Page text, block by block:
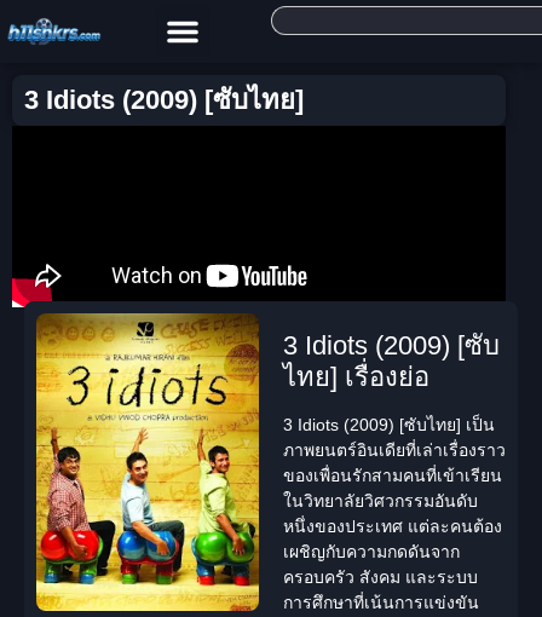
3 Idiots (2009) [ซับไทย]
3 Idiots (2009) [ซับ
ไทย] เรื่องย่อ
3 Idiots (2009) [ซับไทย] เป็น
ภาพยนตร์อินเดียที่เล่าเรื่องราว
ของเพื่อนรักสามคนที่เข้าเรียน
ในวิทยาลัยวิศวกรรมอันดับ
หนึ่งของประเทศ แต่ละคนต้อง
เผชิญกับความกดดันจาก
ครอบครัว สังคม และระบบ
การศึกษาที่เน้นการแข่งขัน